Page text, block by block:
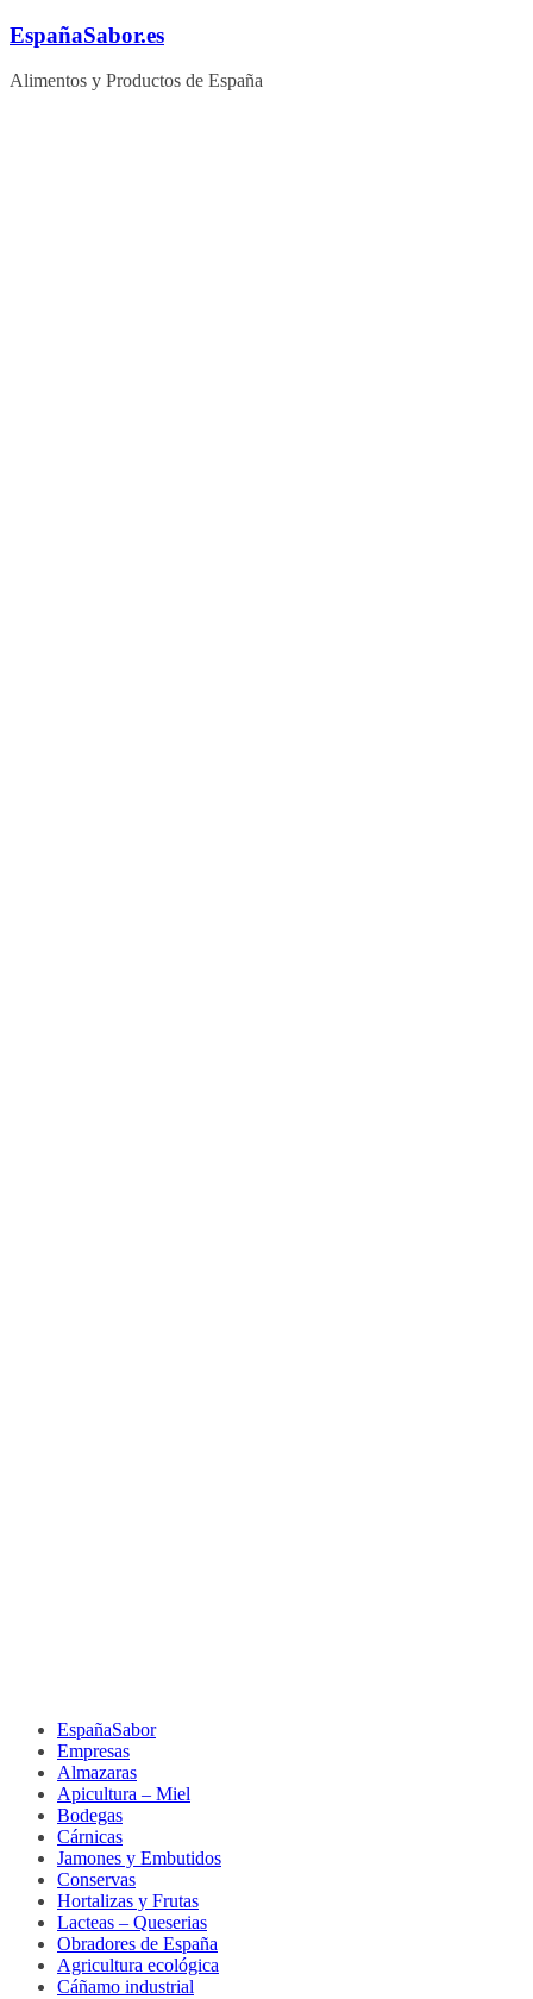
Saltar
contenido
EspañaSabor.es
Alimentos y Productos de España
EspañaSabor
Empresas
Almazaras
Apicultura – Miel
Bodegas
Cárnicas
Jamones y Embutidos
Conservas
Hortalizas y Frutas
Lacteas – Queserias
Obradores de España
Agricultura ecológica
Cáñamo industrial